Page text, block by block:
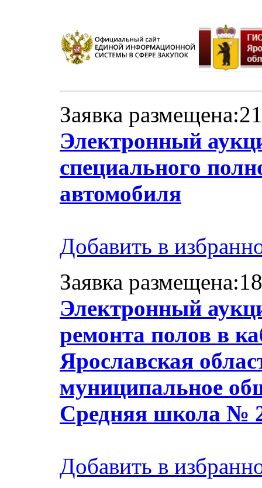
Заявка
Электронный
специального
автомобиля
Добавить в
Заявка
Электронный
ремонта полов в
Ярославская
муниципальное
Средняя школа №
Добавить в